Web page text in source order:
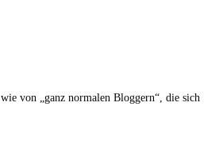
von „ganz normalen Bloggern“, die sich